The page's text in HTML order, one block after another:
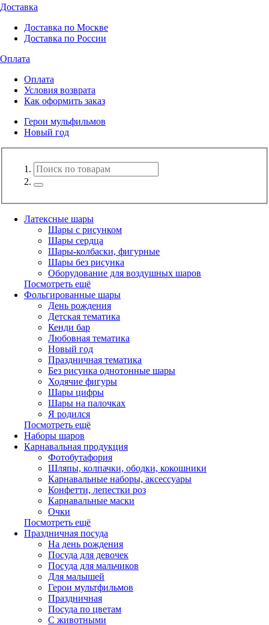
Доставка
Доставка по Москве
Доставка по России
Оплата
Оплата
Условия возврата
Как оформить заказ
Герои мульфильмов
Новый год
Латексные шары
Шары с рисунком
Шары сердца
Шары-колбаски, фигурные
Шары без рисунка
Оборудование для воздушных шаров
Посмотреть ещё
Фольгированные шары
День рождения
Детская тематика
Кенди бар
Любовная тематика
Новый год
Праздничная тематика
Без рисунка однотонные шары
Ходячие фигуры
Шары цифры
Шары на палочках
Я родился
Посмотреть ещё
Наборы шаров
Карнавальная продукция
Фотобутафория
Шляпы, колпачки, ободки, кокошники
Карнавальные наборы, аксессуары
Конфетти, лепестки роз
Карнавальные маски
Очки
Посмотреть ещё
Праздничная посуда
На день рождения
Посуда для девочек
Посуда для мальчиков
Для малышей
Герои мультфильмов
Праздничная
Посуда по цветам
С животными